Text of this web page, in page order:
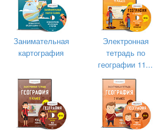
География
ФИ ____________ класс____
Воздушные массы, их типы.
1. Определение понятий
Дайте определение следующим
- Воздушная масса
- Пассаты
Занимательная
картография
Электронная
тетрадь по
географии 11...